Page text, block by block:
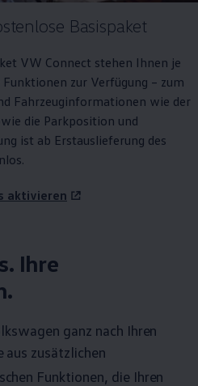
Basispaket
VW Connect stehen Ihnen je
zur Verfügung – zum
Fahrzeuginformationen wie der
die Parkposition und
ist ab Erstauslieferung des
aktivieren
Ihre
ganz nach Ihren
aus zusätzlichen
Funktionen, die Ihren